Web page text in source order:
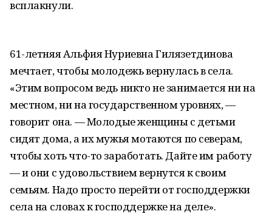
всплакнули.
61-летняя Альфия Нуриевна Гилязетдинова
мечтает, чтобы молодежь вернулась в села.
«Этим вопросом ведь никто не занимается ни на
местном, ни на государственном уровнях, —
говорит она. — Молодые женщины с детьми
сидят дома, а их мужья мотаются по северам,
чтобы хоть что-то заработать. Дайте им работу
— и они с удовольствием вернутся к своим
семьям. Надо просто перейти от господдержки
села на словах к господдержке на деле».